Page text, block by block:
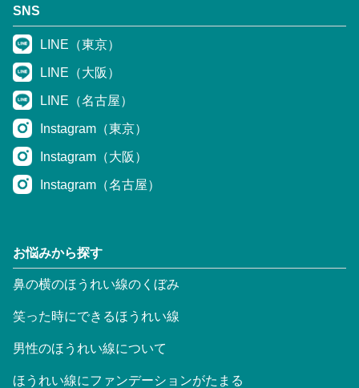
SNS
LINE（東京）
LINE（大阪）
LINE（名古屋）
Instagram（東京）
Instagram（大阪）
Instagram（名古屋）
お悩みから探す
鼻の横のほうれい線のくぼみ
笑った時にできるほうれい線
男性のほうれい線について
ほうれい線にファンデーションがたまる